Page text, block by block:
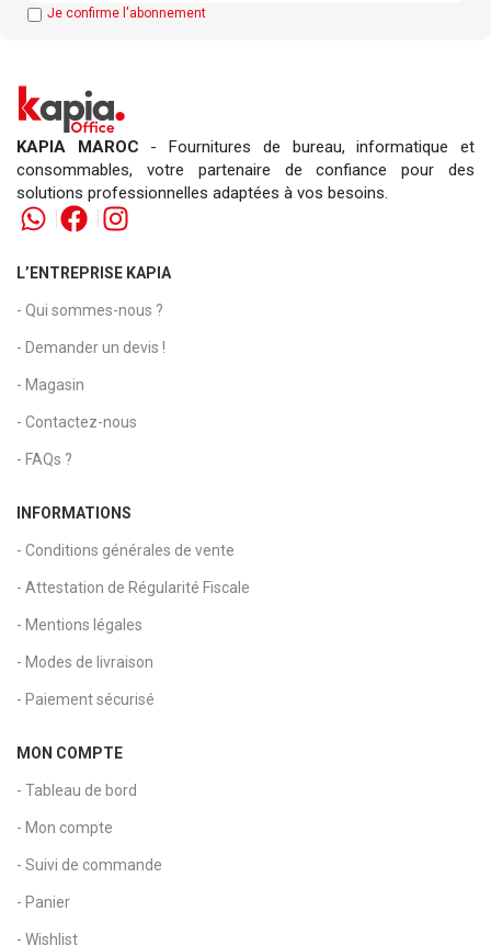
Je confirme l'abonnement
KAPIA MAROC - Fournitures de bureau, informatique et
consommables, votre partenaire de confiance pour des
solutions professionnelles adaptées à vos besoins.
L’ENTREPRISE KAPIA
- Qui sommes-nous ?
- Demander un devis !
- Magasin
- Contactez-nous
- FAQs ?
INFORMATIONS
- Conditions générales de vente
- Attestation de Régularité Fiscale
- Mentions légales
- Modes de livraison
- Paiement sécurisé
MON COMPTE
- Tableau de bord
- Mon compte
- Suivi de commande
- Panier
- Wishlist